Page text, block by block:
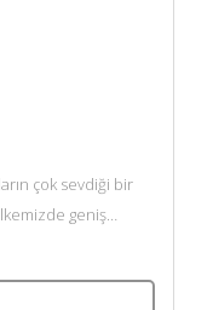
çok sevdiği bir
geniş